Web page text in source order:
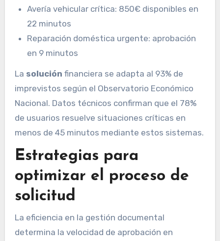
Avería vehicular crítica: 850€ disponibles en
22 minutos
Reparación doméstica urgente: aprobación
en 9 minutos
La solución financiera se adapta al 93% de
imprevistos según el Observatorio Económico
Nacional. Datos técnicos confirman que el 78%
de usuarios resuelve situaciones críticas en
menos de 45 minutos mediante estos sistemas.
Estrategias para
optimizar el proceso de
solicitud
La eficiencia en la gestión documental
determina la velocidad de aprobación en